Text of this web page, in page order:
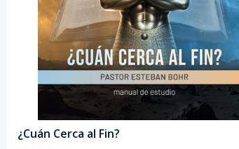
¿Cuán Cerca al Fin?